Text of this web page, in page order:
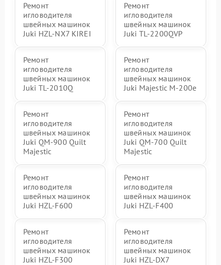
Ремонт
игловодителя
швейных машинок
Juki HZL-NX7 KIREI
Ремонт
игловодителя
швейных машинок
Juki TL-2200QVP
Ремонт
игловодителя
швейных машинок
Juki TL-2010Q
Ремонт
игловодителя
швейных машинок
Juki Majestic M-200e
Ремонт
игловодителя
швейных машинок
Juki QM-900 Quilt
Majestic
Ремонт
игловодителя
швейных машинок
Juki QM-700 Quilt
Majestic
Ремонт
игловодителя
швейных машинок
Juki HZL-F600
Ремонт
игловодителя
швейных машинок
Juki HZL-F400
Ремонт
игловодителя
швейных машинок
Juki HZL-F300
Ремонт
игловодителя
швейных машинок
Juki HZL-DX7